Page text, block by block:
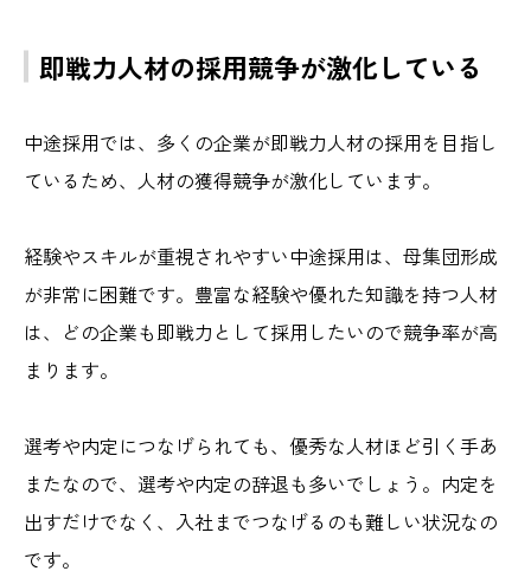
即戦力人材の採用競争が激化している
中途採用では、多くの企業が即戦力人材の採用を目指し
ているため、人材の獲得競争が激化しています。
経験やスキルが重視されやすい中途採用は、母集団形成
が非常に困難です。豊富な経験や優れた知識を持つ人材
は、どの企業も即戦力として採用したいので競争率が高
まります。
選考や内定につなげられても、優秀な人材ほど引く手あ
またなので、選考や内定の辞退も多いでしょう。内定を
出すだけでなく、入社までつなげるのも難しい状況なの
です。